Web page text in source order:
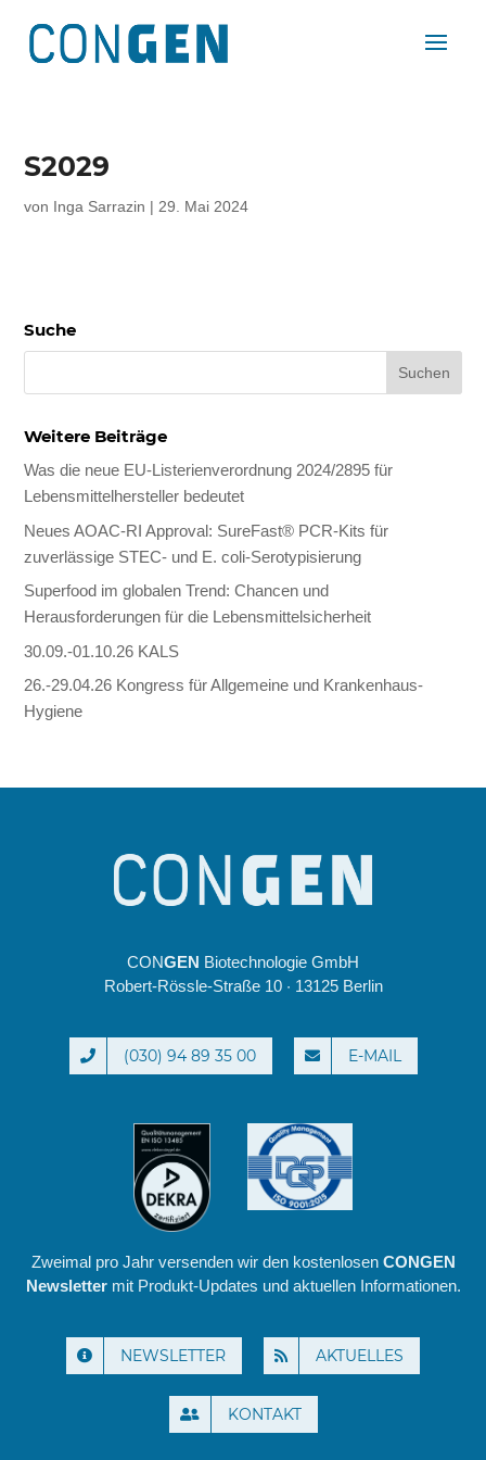
S2029
von Inga Sarrazin | 29. Mai 2024
Suche
Weitere Beiträge
Was die neue EU-Listerienverordnung 2024/2895 für
Lebensmittelhersteller bedeutet
Neues AOAC-RI Approval: SureFast® PCR-Kits für
zuverlässige STEC- und E. coli-Serotypisierung
Superfood im globalen Trend: Chancen und
Herausforderungen für die Lebensmittelsicherheit
30.09.-01.10.26 KALS
26.-29.04.26 Kongress für Allgemeine und Krankenhaus-
Hygiene
CONGEN Biotechnologie GmbH
Robert-Rössle-Straße 10 · 13125 Berlin
(030) 94 89 35 00 E-MAIL
Zweimal pro Jahr versenden wir den kostenlosen CONGEN
Newslettermit Produkt-Updates und aktuellen Informationen.
NEWSLETTER AKTUELLES
KONTAKT